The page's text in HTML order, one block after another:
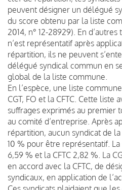
peuvent désigner un délégué
du score obtenu par la liste
2014, n° 12-28929). En
n’est représentatif après
répartition, ils ne peuvent
délégué syndical commun en
global de la liste commune.
En l’espèce, une liste
CGT, FO et la CFTC. Cette liste
suffrages exprimés au premier
au comité d’entreprise. Après
répartition, aucun syndicat de
10 % pour être représentatif.
6,59 % et la CFTC 2,82 %. La
en accord avec la CFTC, de
syndicaux, en application de